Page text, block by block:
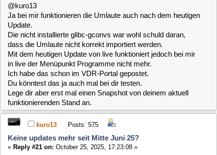
«Reply #21 on:
Nun getestet - NACH der Installation der gconvs Pakete.
Bilder im Anhang.
1. Bild - Livevorheutigem Update - Direktstart im Browser
2. Bild - Livenachheutigem Update - Direktstart im Browser
Bin also wieder zurück zum gestrigen Stand.
Posts: 1763
Keine updates mehr seit Mitte Juni 25?
«Reply #22 on:October 25, 2025, 19:09:35 »
Quote from: kuro13 on October 25, 2025, 17:23:08
Nun getestet - NACH der Installation der gconvs Pakete. Bilder im
Anhang.